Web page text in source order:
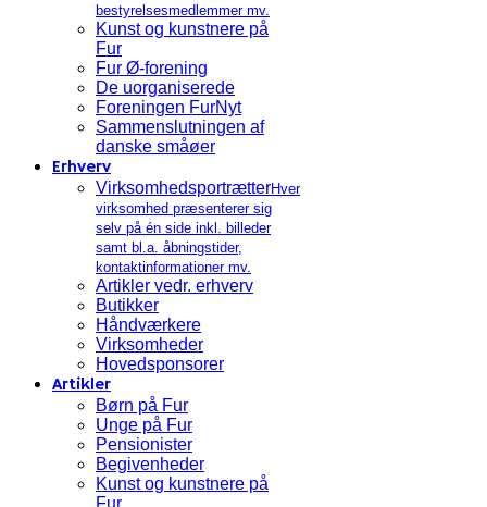
bestyrelsesmedlemmer mv.
Kunst og kunstnere på
Fur
Fur Ø-forening
De uorganiserede
Foreningen FurNyt
Sammenslutningen af
danske småøer
Erhverv
VirksomhedsportrætterHver
virksomhed præsenterer sig
selv på én side inkl. billeder
samt bl.a. åbningstider,
kontaktinformationer mv.
Artikler vedr. erhverv
Butikker
Håndværkere
Virksomheder
Hovedsponsorer
Artikler
Børn på Fur
Unge på Fur
Pensionister
Begivenheder
Kunst og kunstnere på
Fur